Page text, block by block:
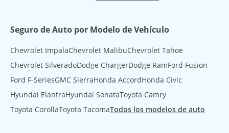
Seguro de Auto por Modelo de Vehículo
Chevrolet ImpalaChevrolet MalibuChevrolet Tahoe
Chevrolet SilveradoDodge ChargerDodge RamFord Fusion
Ford F-SeriesGMC SierraHonda AccordHonda Civic
Hyundai ElantraHyundai SonataToyota Camry
Toyota CorollaToyota TacomaTodos los modelos de auto